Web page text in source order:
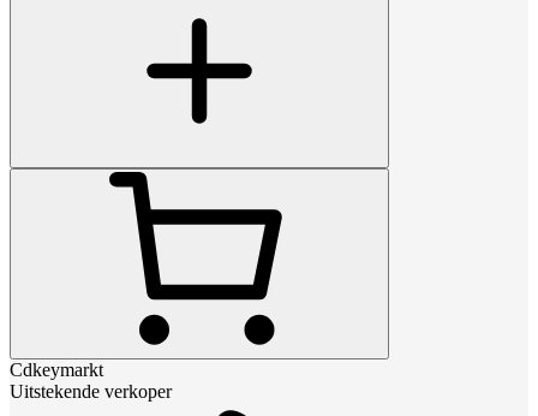
Cdkeymarkt
Uitstekende verkoper